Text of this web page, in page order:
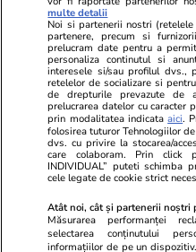
condamnarea unei
determinată pe o
de denunțător sau
domnul(Coste –
situație similară.
Precizează că nu
primirea banilor
n.r.)
, ceea ce au
primirea banilor
multe detalii
Noi si partenerii nostri
partenere, precum si
prelucram date pentru a
personaliza continutul si
interesele si/sau profilul dvs.,
retelelor de socializare si
de drepturile prevazute de
prelucrarea datelor cu caracter
prin modalitatea indicataaici.
folosirea tuturor Tehnologiilor
dvs. cu privire la stocarea/
care colaboram. Prin click
INDIVIDUAL” puteti schimba
cele legate de cookie strict
Atât noi, cât și partenerii noștri
Măsurarea performanței
selectarea conținutului
informațiilor de pe un